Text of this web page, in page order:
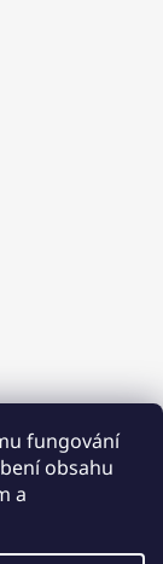
fungování
obsahu
a